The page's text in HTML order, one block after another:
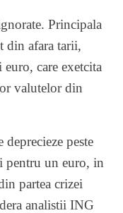
Principala
din afara tarii,
care exetcita
valutelor din
peste
pentru un euro, in
partea crizei
analistii ING